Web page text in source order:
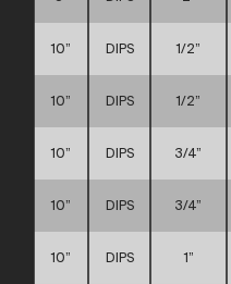
10” DIPS 1/2”
10” DIPS 1/2”
10” DIPS 3/4”
10” DIPS 3/4”
10” DIPS 1”